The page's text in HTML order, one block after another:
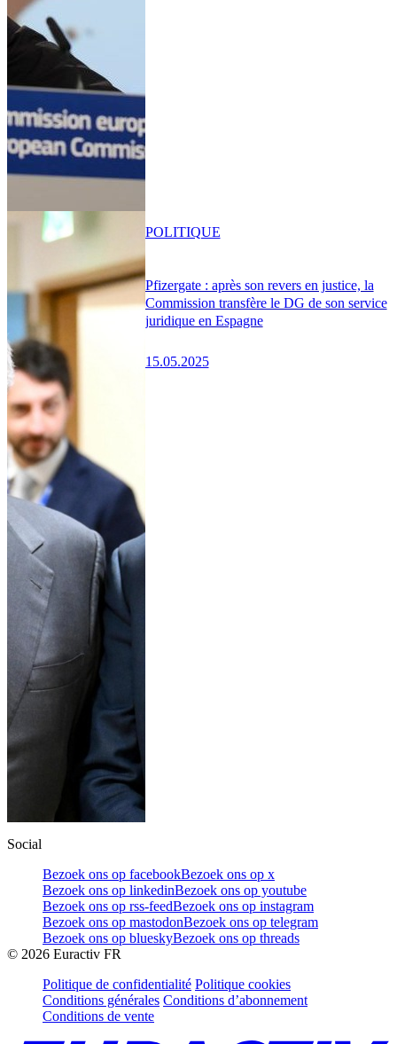
Pfizergate : après son revers en justice, la
Commission transfère le DG de son service
juridique en Espagne
15.05.2025
POLITIQUE
Social
Bezoek ons op facebookBezoek ons op x
Bezoek ons op linkedinBezoek ons op youtube
Bezoek ons op rss-feedBezoek ons op instagram
Bezoek ons op mastodonBezoek ons op telegram
Bezoek ons op blueskyBezoek ons op threads
© 2026 Euractiv FR
Politique de confidentialité Politique cookies
Conditions générales Conditions d’abonnement
Conditions de vente